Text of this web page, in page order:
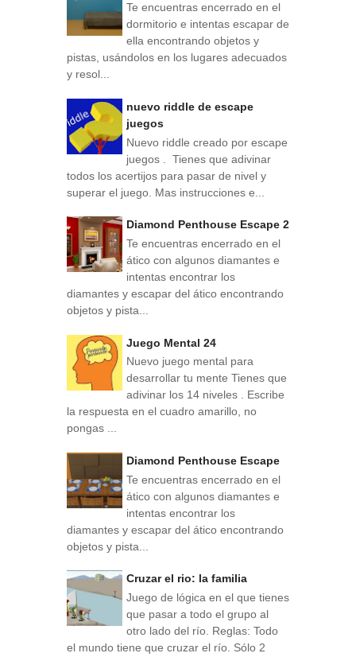
Te encuentras encerrado en el
dormitorio e intentas escapar de
ella encontrando objetos y
pistas, usándolos en los lugares adecuados
y resol...
nuevo riddle de escape
juegos
Nuevo riddle creado por escape
juegos . Tienes que adivinar
todos los acertijos para pasar de nivel y
superar el juego. Mas instrucciones e...
Diamond Penthouse Escape 2
Te encuentras encerrado en el
ático con algunos diamantes e
intentas encontrar los
diamantes y escapar del ático encontrando
objetos y pista...
Juego Mental 24
Nuevo juego mental para
desarrollar tu mente Tienes que
adivinar los 14 niveles . Escribe
la respuesta en el cuadro amarillo, no
pongas ...
Diamond Penthouse Escape
Te encuentras encerrado en el
ático con algunos diamantes e
intentas encontrar los
diamantes y escapar del ático encontrando
objetos y pista...
Cruzar el rio: la familia
Juego de lógica en el que tienes
que pasar a todo el grupo al
otro lado del río. Reglas: Todo
el mundo tiene que cruzar el río. Sólo 2